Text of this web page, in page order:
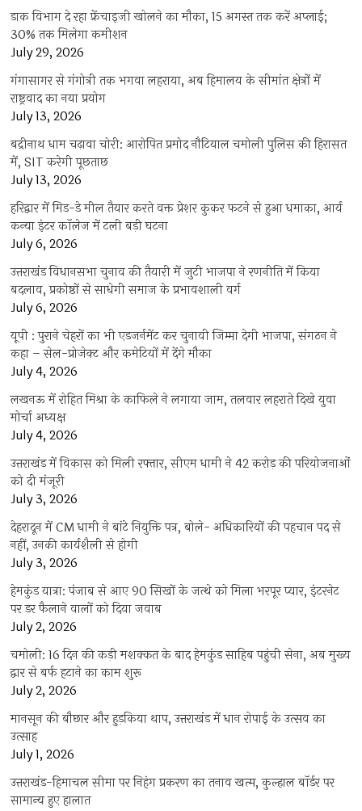
डाक विभाग दे रहा फ्रेंचाइजी खोलने का मौका, 15 अगस्त तक करें अप्लाई;
30% तक मिलेगा कमीशन
July 29, 2026
गंगासागर से गंगोत्री तक भगवा लहराया, अब हिमालय के सीमांत क्षेत्रों में
राष्ट्रवाद का नया प्रयोग
July 13, 2026
बद्रीनाथ धाम चढ़ावा चोरी: आरोपित प्रमोद नौटियाल चमोली पुलिस की हिरासत
में, SIT करेगी पूछताछ
July 13, 2026
हरिद्वार में मिड-डे मील तैयार करते वक्त प्रेशर कुकर फटने से हुआ धमाका, आर्य
कन्या इंटर कॉलेज में टली बड़ी घटना
July 6, 2026
उत्तराखंंड विधानसभा चुनाव की तैयारी में जुटी भाजपा ने रणनीति में किया
बदलाव, प्रकोष्ठों से साधेगी समाज के प्रभावशाली वर्ग
July 6, 2026
यूपी : पुराने चेहरों का भी एडजर्नमेंट कर चुनावी जिम्मा देगी भाजपा, संगठन ने
कहा – सेल-प्रोजेक्ट और कमेटियों में देंगे मौका
July 4, 2026
लखनऊ में रोहित मिश्रा के काफिले ने लगाया जाम, तलवार लहराते दिखे युवा
मोर्चा अध्यक्ष
July 4, 2026
उत्तराखंड में विकास को मिली रफ्तार, सीएम धामी ने 42 करोड़ की परियोजनाओं
को दी मंजूरी
July 3, 2026
देहरादून में CM धामी ने बांटे नियुक्ति पत्र, बोले- अधिकारियों की पहचान पद से
नहीं, उनकी कार्यशैली से होगी
July 3, 2026
हेमकुंड यात्रा: पंजाब से आए 90 सिखों के जत्थे को मिला भरपूर प्यार, इंटरनेट
पर डर फैलाने वालों को दिया जवाब
July 2, 2026
चमोली: 16 दिन की कड़ी मशक्कत के बाद हेमकुंड साहिब पहुंची सेना, अब मुख्य
द्वार से बर्फ हटाने का काम शुरू
July 2, 2026
मानसून की बौछार और हुड़किया थाप, उत्तराखंड में धान रोपाई के उत्सव का
उत्साह
July 1, 2026
उत्तराखंड-हिमाचल सीमा पर निहंग प्रकरण का तनाव खत्म, कुल्हाल बॉर्डर पर
सामान्य हुए हालात